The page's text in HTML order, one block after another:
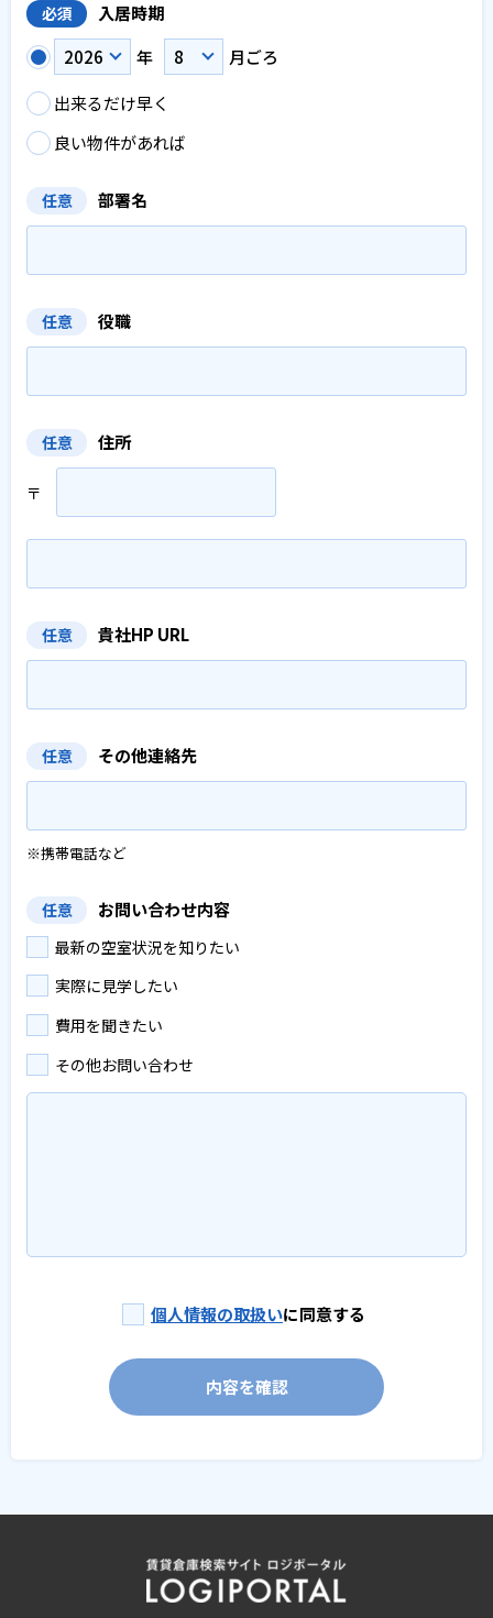
必須
入居時期
年
月ごろ
出来るだけ早く
良い物件があれば
任意 部署名
任意 役職
任意 住所
〒
任意 貴社HP URL
任意 その他連絡先
※携帯電話など
任意 お問い合わせ内容
最新の空室状況を知りたい
実際に見学したい
費用を聞きたい
その他お問い合わせ
個人情報の取扱いに同意する
内容を確認